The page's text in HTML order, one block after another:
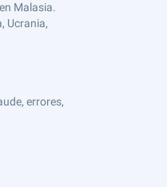
Malasia.
Ucrania,
errores,